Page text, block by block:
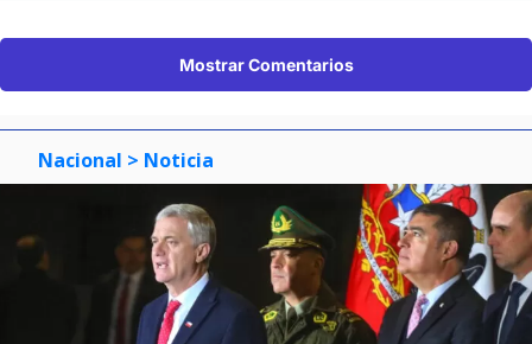
Mostrar Comentarios
Nacional > Noticia